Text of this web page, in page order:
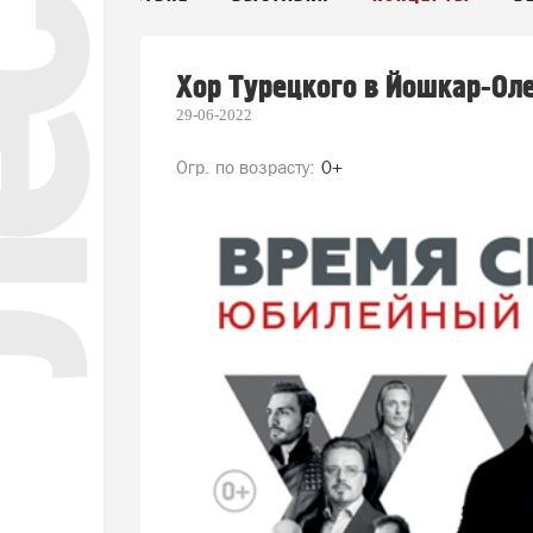
Хор Турецкого в Йошкар-
29-06-2022
Огр. по возрасту: 0+